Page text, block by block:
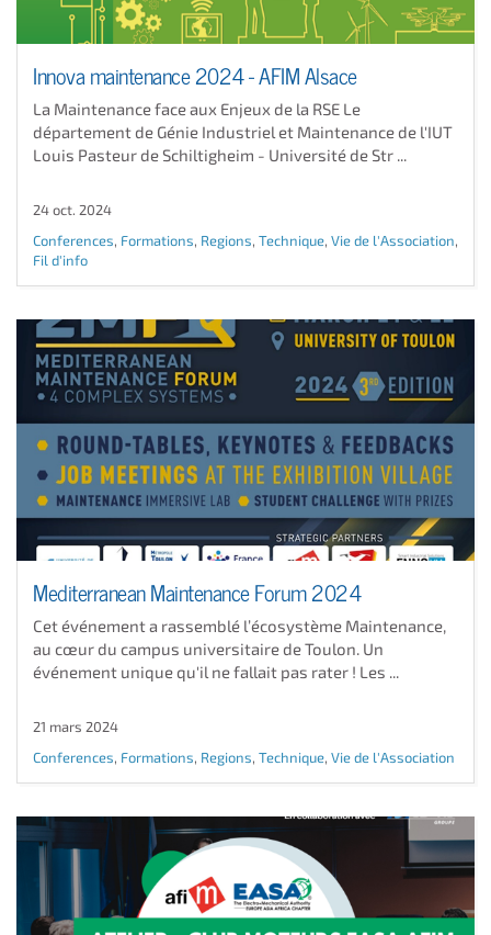
Innova maintenance 2024 - AFIM Alsace
La Maintenance face aux Enjeux de la RSE Le
département de Génie Industriel et Maintenance de l'IUT
Louis Pasteur de Schiltigheim - Université de Str ...
24 oct. 2024
Conferences, Formations, Regions, Technique, Vie de l'Association,
Fil d'info
Mediterranean Maintenance Forum 2024
Cet événement a rassemblé l’écosystème Maintenance,
au cœur du campus universitaire de Toulon. Un
événement unique qu'il ne fallait pas rater ! Les ...
21 mars 2024
Conferences, Formations, Regions, Technique, Vie de l'Association